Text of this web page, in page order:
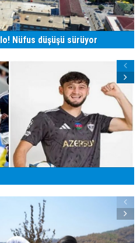
Nüfus düşüşü sürüyor